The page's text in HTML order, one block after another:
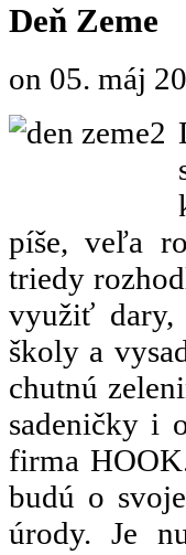
Deň Zeme
on 05. máj
píše, veľa
triedy
využiť dary,
školy a
chutnú
sadeničky i
firma
budú o
úrody. Je